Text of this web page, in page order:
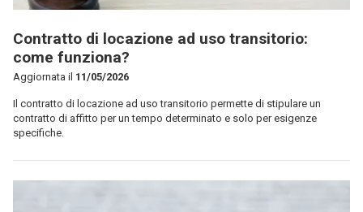
Contratto di locazione ad uso transitorio:
come funziona?
Aggiornata il 11/05/2026
Il contratto di locazione ad uso transitorio permette di stipulare un
contratto di affitto per un tempo determinato e solo per esigenze
specifiche.